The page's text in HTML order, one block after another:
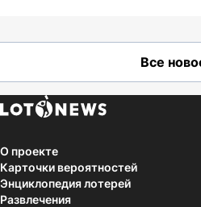
Все
О проекте
Карточки вероятностей
Энциклопедия лотерей
Развлечения